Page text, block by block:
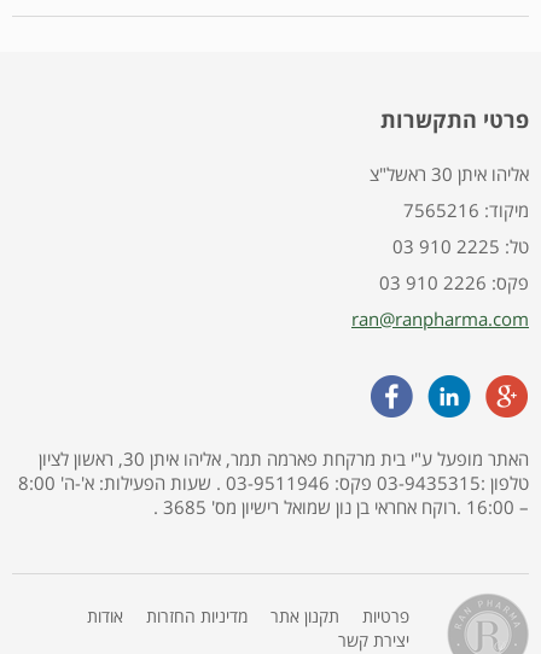
פרטי התקשרות
אליהו איתן 30 ראשל"צ
7565216 :מיקוד
03 910 2225 :טל
03 910 2226 :פקס
ran@ranpharma.com
האתר מופעל ע"י בית מרקחת פארמה תמר, אליהו איתן 30, ראשון לציון
טלפון :03-9435315 פקס: 03-9511946 . שעות הפעילות: א'-ה' 8:00
– 16:00 .רוקח אחראי בן נון שמואל רישיון מס' 3685 .
פרטיות תקנון אתר מדיניות החזרות
אודות
יצירת קשר